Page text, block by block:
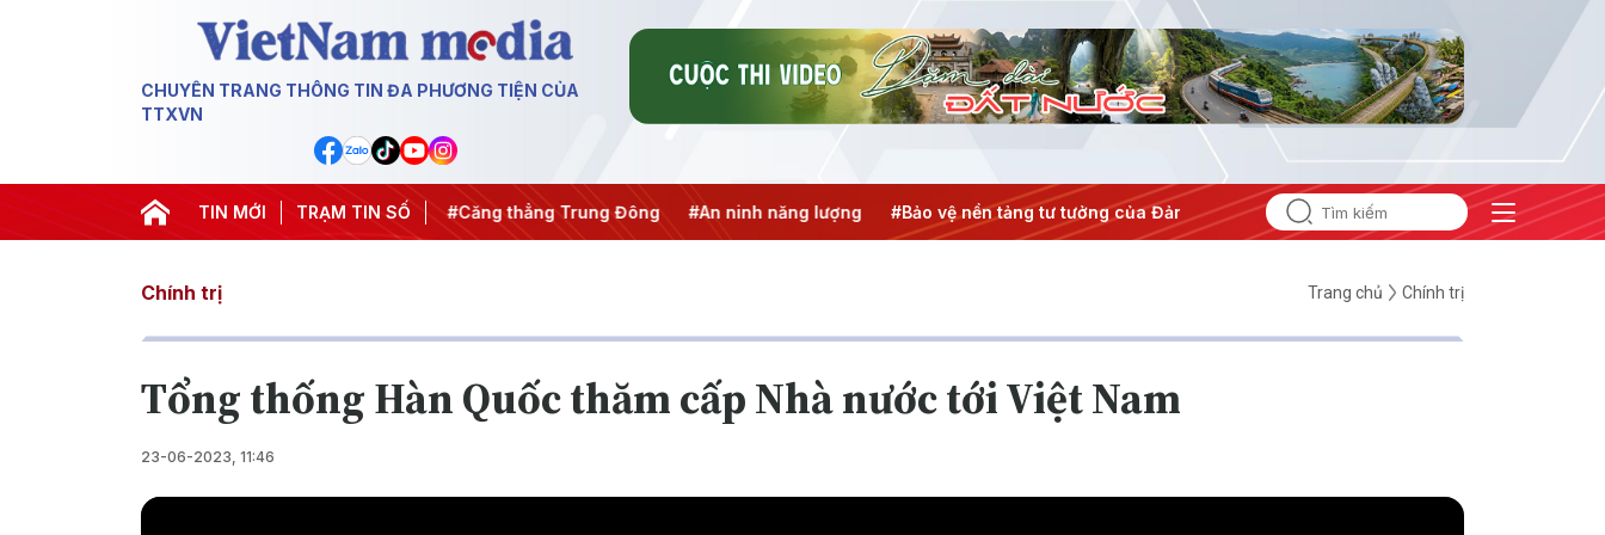
CHUYÊN TRANG THÔNG TIN ĐA PHƯƠNG TIỆN CỦA
TTXVN
TIN MỚI TRẠM TIN SỐ
dịch 500 ngày đêm #Chống khai thác IUU #Căng thẳng Trung Đông #An ninh năng lượng #Bảo vệ nền tảng tư tưởng của Đảng #Hội nghị Trung ương 3
Chính trị Trang chủ Chính trị
Tổng thống Hàn Quốc thăm cấp Nhà nước tới Việt Nam
23-06-2023, 11:46